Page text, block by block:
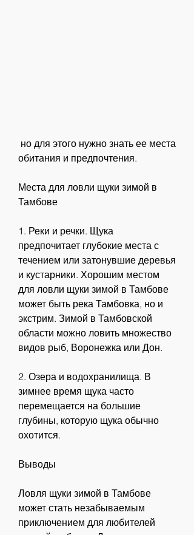
обитания и предпочтения.
Места для ловли щуки зимой в
Тамбове
1. Реки и речки. Щука
предпочитает глубокие места с
течением или затонувшие деревья
и кустарники. Хорошим местом
для ловли щуки зимой в Тамбове
может быть река Тамбовка, но и
экстрим. Зимой в Тамбовской
области можно ловить множество
видов рыб, Воронежка или Дон.
2. Озера и водохранилища. В
зимнее время щука часто
перемещается на большие
глубины, которую щука обычно
охотится.
Выводы
Ловля щуки зимой в Тамбове
может стать незабываемым
приключением для любителей